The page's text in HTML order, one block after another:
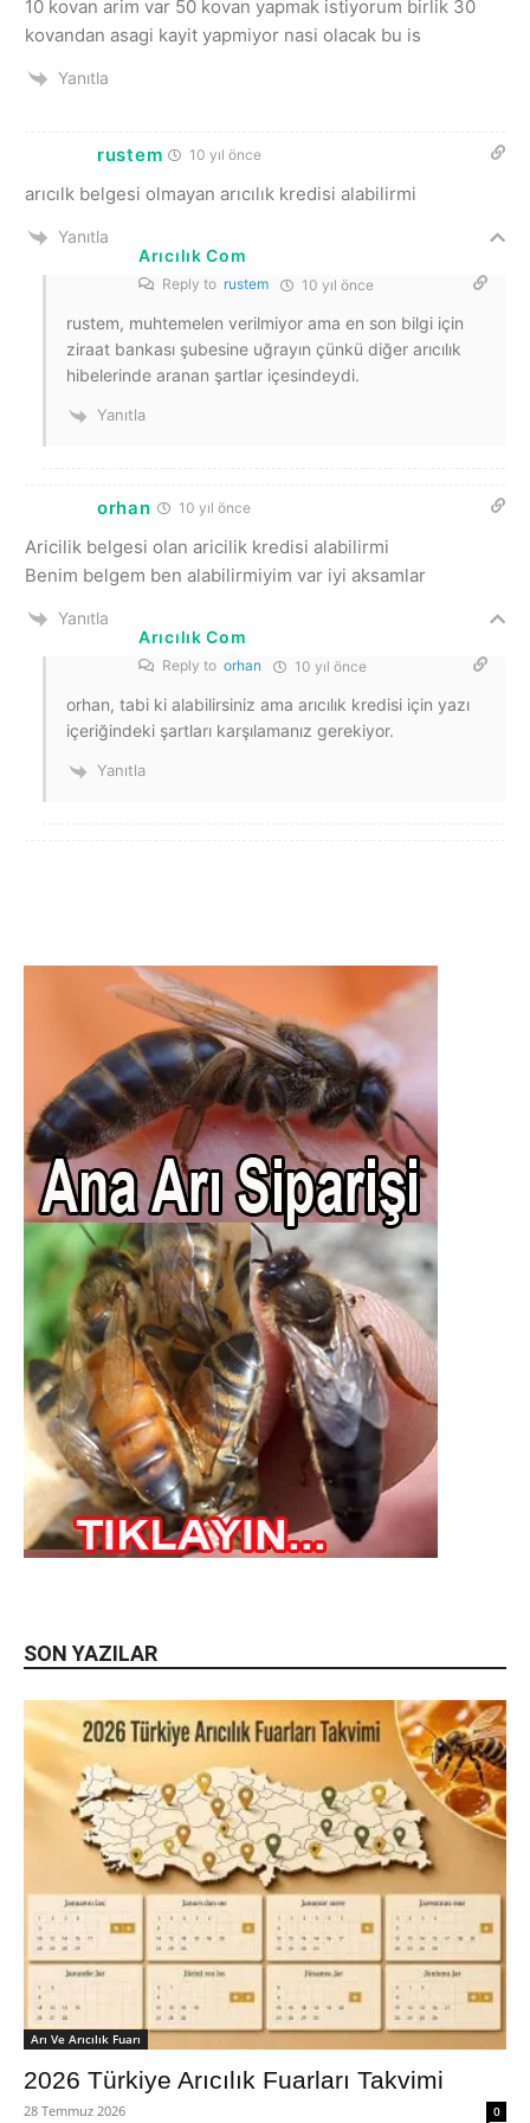
10 kovan arim var 50 kovan yapmak istiyorum birlik 30
kovandan asagi kayit yapmiyor nasi olacak bu is
Yanıtla
rustem 10 yıl önce
arıcılk belgesi olmayan arıcılık kredisi alabilirmi
Yanıtla
Arıcılık Com
Reply to rustem 10 yıl önce
rustem, muhtemelen verilmiyor ama en son bilgi için
ziraat bankası şubesine uğrayın çünkü diğer arıcılık
hibelerinde aranan şartlar içesindeydi.
Yanıtla
orhan 10 yıl önce
Aricilik belgesi olan aricilik kredisi alabilirmi
Benim belgem ben alabilirmiyim var iyi aksamlar
Yanıtla
Arıcılık Com
Reply to orhan 10 yıl önce
orhan, tabi ki alabilirsiniz ama arıcılık kredisi için yazı
içeriğindeki şartları karşılamanız gerekiyor.
Yanıtla
SON YAZILAR
Arı Ve Arıcılık Fuarı
2026 Türkiye Arıcılık Fuarları Takvimi
28 Temmuz 2026 0